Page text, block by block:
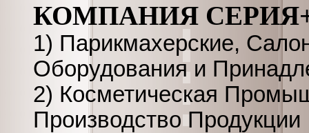
КОМПАНИЯ
1) Парикмахерские,
Оборудования и
2) Косметическая
Производство Продукции